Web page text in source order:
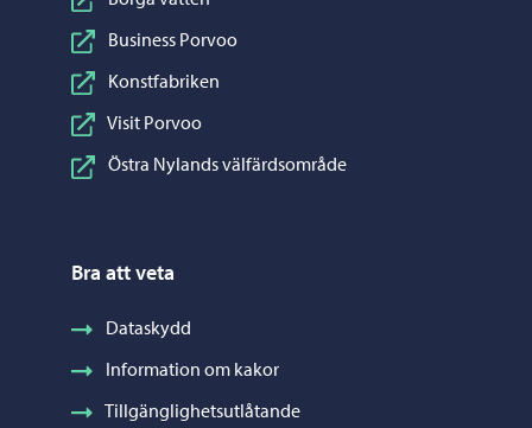
Business Porvoo
Konstfabriken
Visit Porvoo
Östra Nylands välfärdsområde
Bra att veta
Dataskydd
Information om kakor
Tillgänglighetsutlåtande